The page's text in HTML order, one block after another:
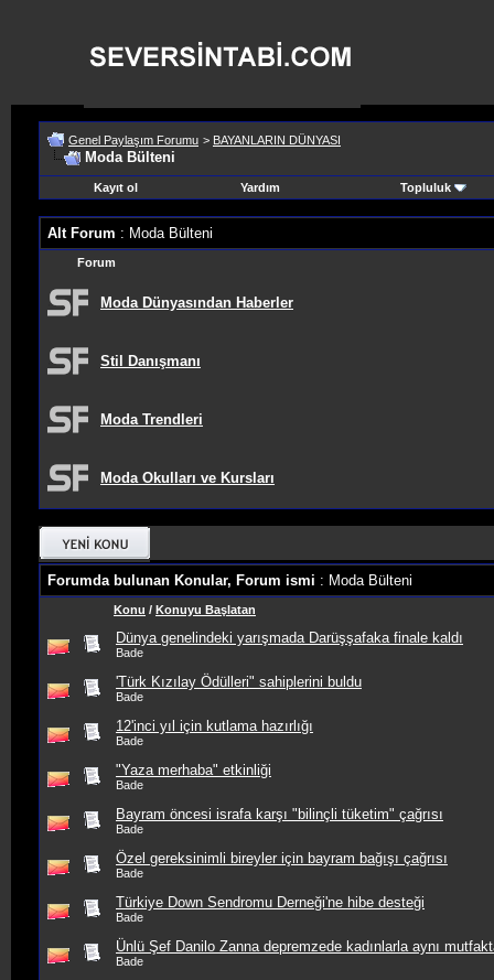
Genel Paylaşım Forumu > BAYANLARIN DÜNYASI
Moda Bülteni
Kayıt ol Yardım Topluluk
Alt Forum : Moda Bülteni
Forum
Moda Dünyasından Haberler
Stil Danışmanı
Moda Trendleri
Moda Okulları ve Kursları
Forumda bulunan Konular, Forum ismi : Moda Bülteni
Konu / Konuyu Başlatan
Dünya genelindeki yarışmada Darüşşafaka finale kaldı
Bade
'Türk Kızılay Ödülleri" sahiplerini buldu
Bade
12'inci yıl için kutlama hazırlığı
Bade
"Yaza merhaba" etkinliği
Bade
Bayram öncesi israfa karşı "bilinçli tüketim" çağrısı
Bade
Özel gereksinimli bireyler için bayram bağışı çağrısı
Bade
Türkiye Down Sendromu Derneği'ne hibe desteği
Bade
Ünlü Şef Danilo Zanna depremzede kadınlarla aynı
Bade